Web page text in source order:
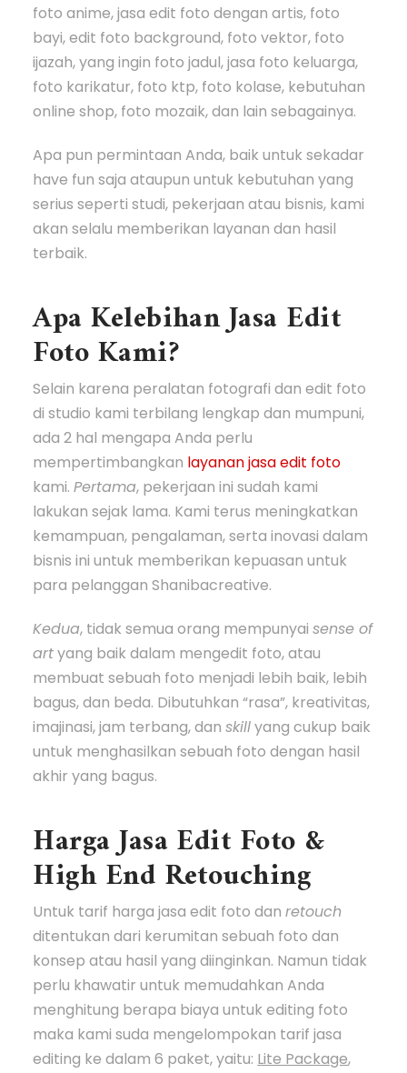
foto anime, jasa edit foto dengan artis, foto
bayi, edit foto background, foto vektor, foto
ijazah, yang ingin foto jadul, jasa foto keluarga,
foto karikatur, foto ktp, foto kolase, kebutuhan
online shop, foto mozaik, dan lain sebagainya.
Apa pun permintaan Anda, baik untuk sekadar
have fun saja ataupun untuk kebutuhan yang
serius seperti studi, pekerjaan atau bisnis, kami
akan selalu memberikan layanan dan hasil
terbaik.
Apa Kelebihan Jasa Edit
Foto Kami?
Selain karena peralatan fotografi dan edit foto
di studio kami terbilang lengkap dan mumpuni,
ada 2 hal mengapa Anda perlu
mempertimbangkan layanan jasa edit foto
kami.Pertama, pekerjaan ini sudah kami
lakukan sejak lama. Kami terus meningkatkan
kemampuan, pengalaman, serta inovasi dalam
bisnis ini untuk memberikan kepuasan untuk
para pelanggan Shanibacreative.
Kedua, tidak semua orang mempunyaisense of
artyang baik dalam mengedit foto, atau
membuat sebuah foto menjadi lebih baik, lebih
bagus, dan beda. Dibutuhkan “rasa”, kreativitas,
imajinasi, jam terbang, danskillyang cukup baik
untuk menghasilkan sebuah foto dengan hasil
akhir yang bagus.
Harga Jasa Edit Foto &
High End Retouching
Untuk tarif harga jasa edit foto danretouch
ditentukan dari kerumitan sebuah foto dan
konsep atau hasil yang diinginkan. Namun tidak
perlu khawatir untuk memudahkan Anda
menghitung berapa biaya untuk editing foto
maka kami suda mengelompokan tarif jasa
editing ke dalam 6 paket, yaitu: Lite Package,